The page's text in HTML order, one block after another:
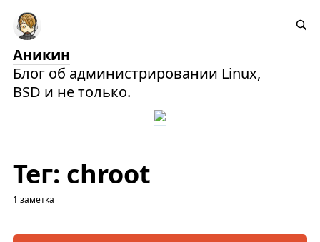
Аникин
Блог об администрировании Linux,
BSD и не только.
Тег: chroot
1 заметка